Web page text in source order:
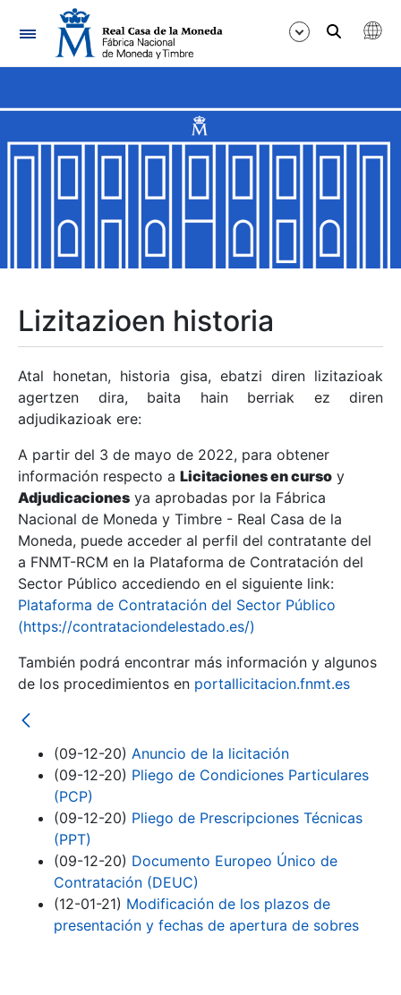
Nabigazioa
Erakutsi/Ezkutatu
Erakutsi/Ezkutatu
Erakutsi/Ezkutatu
Erakutsi/Ezkutatu
Erakutsi/Ezkutatu
Erakutsi/Ezkutatu
Erakutsi/Ezkutatu
Erakutsi/Ezkutatu
Lizitazioen historia
Atal honetan, historia gisa, ebatzi diren lizitazioak
agertzen dira, baita hain berriak ez diren
adjudikazioak ere:
A partir del 3 de mayo de 2022, para obtener
información respecto a Licitaciones en curso y
Adjudicaciones ya aprobadas por la Fábrica
Nacional de Moneda y Timbre - Real Casa de la
Moneda, puede acceder al perfil del contratante del
a FNMT-RCM en la Plataforma de Contratación del
Sector Público accediendo en el siguiente link:
Plataforma de Contratación del Sector Público
(https://contrataciondelestado.es/)
También podrá encontrar más información y algunos
de los procedimientos en portallicitacion.fnmt.es
(09-12-20) Anuncio de la licitación
(09-12-20) Pliego de Condiciones Particulares
(PCP)
(09-12-20) Pliego de Prescripciones Técnicas
(PPT)
(09-12-20) Documento Europeo Único de
Contratación (DEUC)
(12-01-21) Modificación de los plazos de
presentación y fechas de apertura de sobres